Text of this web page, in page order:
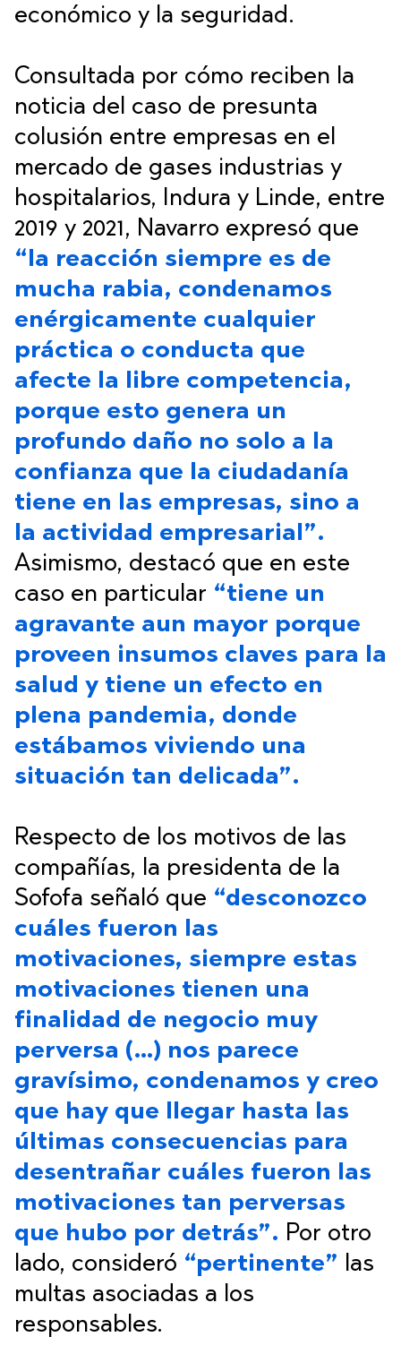
económico y la seguridad.
Consultada por cómo reciben la
noticia del caso de presunta
colusión entre empresas en el
mercado de gases industrias y
hospitalarios, Indura y Linde, entre
2019 y 2021, Navarro expresó que
“la reacción siempre es de
mucha rabia, condenamos
enérgicamente cualquier
práctica o conducta que
afecte la libre competencia,
porque esto genera un
profundo daño no solo a la
confianza que la ciudadanía
tiene en las empresas, sino a
la actividad empresarial”.
Asimismo, destacó que en este
caso en particular “tiene un
agravante aun mayor porque
proveen insumos claves para la
salud y tiene un efecto en
plena pandemia, donde
estábamos viviendo una
situación tan delicada”.
Respecto de los motivos de las
compañías, la presidenta de la
Sofofa señaló que “desconozco
cuáles fueron las
motivaciones, siempre estas
motivaciones tienen una
finalidad de negocio muy
perversa (…) nos parece
gravísimo, condenamos y creo
que hay que llegar hasta las
últimas consecuencias para
desentrañar cuáles fueron las
motivaciones tan perversas
que hubo por detrás”. Por otro
lado, consideró “pertinente” las
multas asociadas a los
responsables.